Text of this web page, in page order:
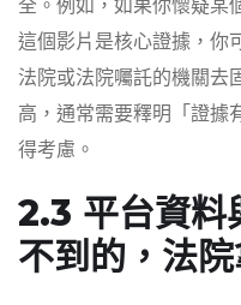
全。例如，如果你懷疑某
這個影片是核心證據，你
法院或法院囑託的機關去
高，通常需要釋明「證據
得考慮。
2.3 平台資料
不到的，法